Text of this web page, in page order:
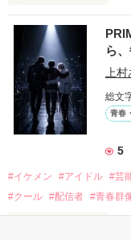
『──が居てくれたか
両親から虐待を受け
その女の子に感情を
泣き方も、笑い方も
世界№1の最強。通
龍牙の元姫
桜城　紗夜(さくらぎ
×
全国一位・龍牙(りゅ
龍牙・総長。
黒崎　零斗(くろさき
ら
上
総文
青春
5
#イケメン #アイドル #芸
#クール #配信者 #青春群